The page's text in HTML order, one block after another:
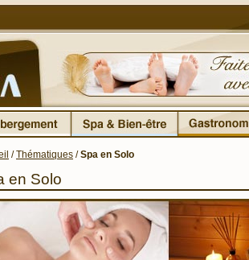
/Thématiques /Spa en Solo
en Solo